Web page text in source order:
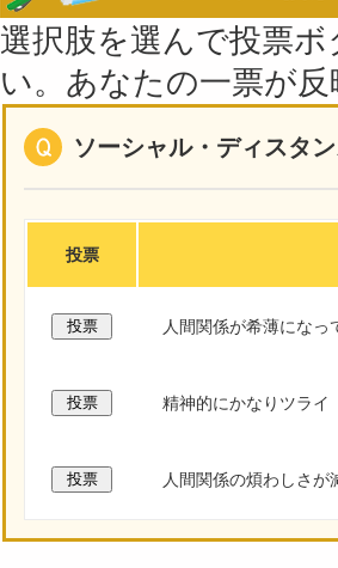
選択肢を選んで投票
い。あなたの一票が
Q.ソーシャル・ディスタ
投票
人間関係が希薄にな
精神的にかなりツライ
人間関係の煩わしさが